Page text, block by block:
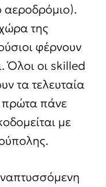
αεροδρόμιο).
της
φέρνουν
Όλοι οι skilled
τα τελευταία
πρώτα πάνε
με